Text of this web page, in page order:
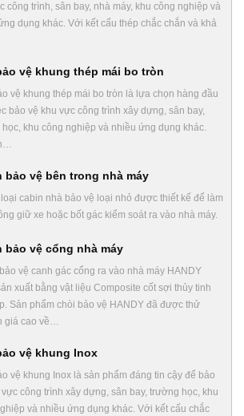
công trình, sân bay, nhà máy, khu công nghiệp và
dụng khác. Với kết cấu thép chắc chắn và khả
vệ khung thép mái bo tròn
vệ khung thép mái bo tròn là lựa chọn hàng đầu
bảo vệ khu vực công trình xây dựng, sân bay,
khu công nghiệp và nhiều ứng dụng khác.
bảo vệ bên trong nhà máy
cabin nhà bảo vệ loại nhỏ được thiết kế để làm
giữ xe hoặc bốt gác kiểm soát ra vào nhà máy.
bảo vệ cổng nhà máy
vệ canh gác cổng ra vào nhà máy HANDY
xuất bằng vật liệu Composite cốt sợi thủy tinh
Sản phẩm chòi bảo vệ HANDY đã được thử
giá cao về…
vệ khung Inox
vệ khung Inox là sản phẩm đáng tin cậy để bảo
công trình xây dựng, sân bay, trường học, khu
và nhiều ứng dụng khác. Với kết cấu chắc